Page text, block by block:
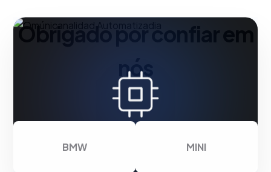
Obrigado por confiar em
nós
BMW MINI